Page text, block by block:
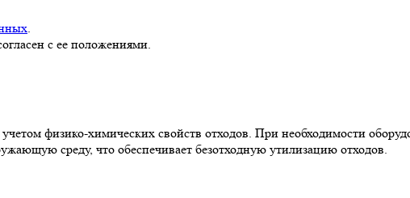
с ее положениями.
физико-химических свойств отходов. При необходимости
среду, что обеспечивает безотходную утилизацию отходов.